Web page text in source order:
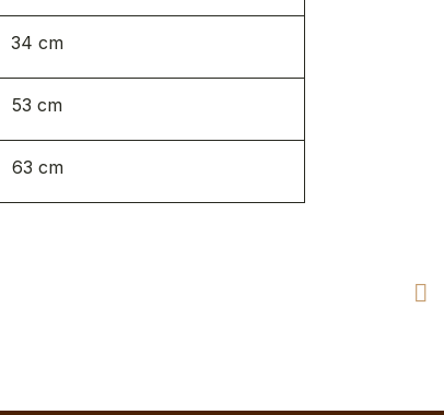
34 cm
53 cm
63 cm